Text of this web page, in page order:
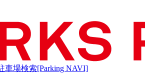
車場検索[Parking NAVI]